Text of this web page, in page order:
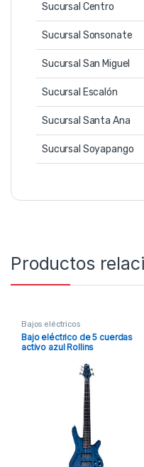
Sucursal Centro
Sucursal Sonsonate
Sucursal San Miguel
Sucursal Escalón
Sucursal Santa Ana
Sucursal Soyapango
Productos
Bajos eléctricos
Bajo eléctrico de 5 cuerdas
activo azul Rollins